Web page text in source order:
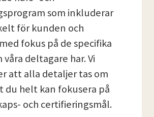
som inkluderar
för kunden och
fokus på de specifika
våra deltagare har. Vi
att alla detaljer tas om
du helt kan fokusera på
och certifieringsmål.